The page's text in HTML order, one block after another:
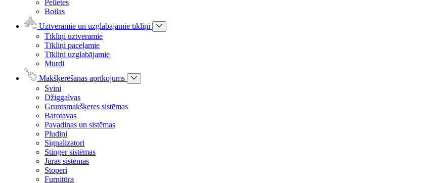
Pelletes
Boilas
Uztveramie un uzglabājamie tīkliņi
Tīkliņi uztveramie
Tīkliņi paceļamie
Tīkliņi uzglabājamie
Murdi
Makšķerēšanas aprīkojums
Svini
Džiggalvas
Gruntsmakšķeres sistēmas
Barotavas
Pavadiņas un sistēmas
Pludiņi
Signalizatori
Stinger sistēmas
Jūras sistēmas
Stoperi
Furnitūra